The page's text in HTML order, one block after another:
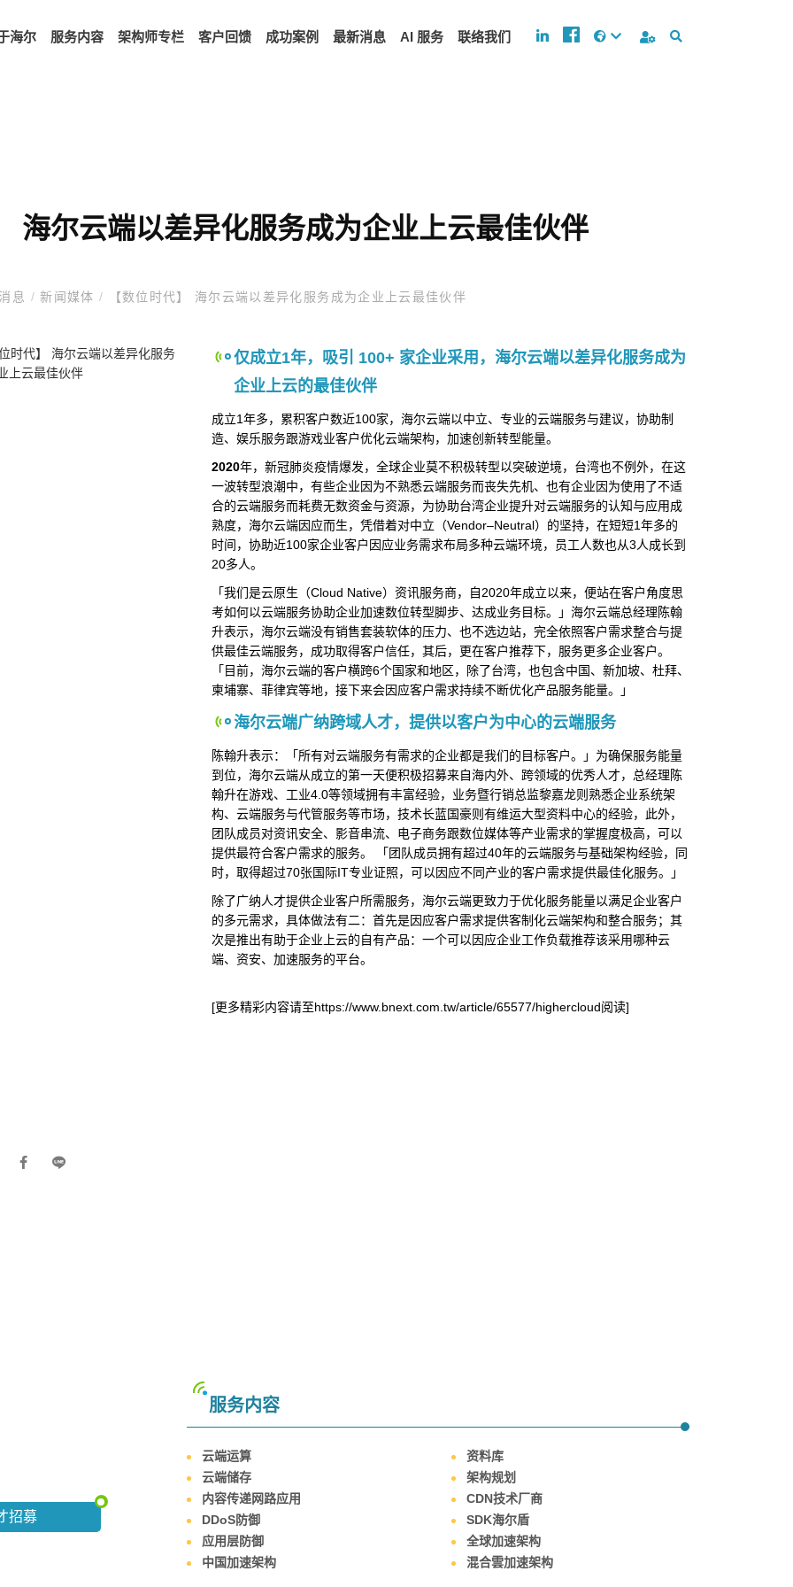
海尔 服务内容 架构师专栏 客户回馈 成功案例 最新消息 AI 服务 联络我们
海尔云端以差异化服务成为企业上云最佳伙伴
息 / 新闻媒体 / 【数位时代】 海尔云端以差异化服务成为企业上云最佳伙伴
仅成立1年，吸引 100+ 家企业采用，海尔云端以差异化服务成为
企业上云的最佳伙伴
成立1年多，累积客户数近100家，海尔云端以中立、专业的云端服务与建议，协助制
造、娱乐服务跟游戏业客户优化云端架构，加速创新转型能量。
2020年，新冠肺炎疫情爆发，全球企业莫不积极转型以突破逆境，台湾也不例外，在这
一波转型浪潮中，有些企业因为不熟悉云端服务而丧失先机、也有企业因为使用了不适
合的云端服务而耗费无数资金与资源，为协助台湾企业提升对云端服务的认知与应用成
熟度，海尔云端因应而生，凭借着对中立（Vendor–Neutral）的坚持，在短短1年多的
时间，协助近100家企业客户因应业务需求布局多种云端环境，员工人数也从3人成长到
20多人。
「我们是云原生（Cloud Native）资讯服务商，自2020年成立以来，便站在客户角度思
考如何以云端服务协助企业加速数位转型脚步、达成业务目标。」海尔云端总经理陈翰
升表示，海尔云端没有销售套装软体的压力、也不选边站，完全依照客户需求整合与提
供最佳云端服务，成功取得客户信任，其后，更在客户推荐下，服务更多企业客户。
「目前，海尔云端的客户横跨6个国家和地区，除了台湾，也包含中国、新加坡、杜拜、
柬埔寨、菲律宾等地，接下来会因应客户需求持续不断优化产品服务能量。」
海尔云端广纳跨域人才，提供以客户为中心的云端服务
陈翰升表示：「所有对云端服务有需求的企业都是我们的目标客户。」为确保服务能量
到位，海尔云端从成立的第一天便积极招募来自海内外、跨领域的优秀人才，总经理陈
翰升在游戏、工业4.0等领域拥有丰富经验，业务暨行销总监黎嘉龙则熟悉企业系统架
构、云端服务与代管服务等市场，技术长蓝国豪则有维运大型资料中心的经验，此外，
团队成员对资讯安全、影音串流、电子商务跟数位媒体等产业需求的掌握度极高，可以
提供最符合客户需求的服务。 「团队成员拥有超过40年的云端服务与基础架构经验，同
时，取得超过70张国际IT专业证照，可以因应不同产业的客户需求提供最佳化服务。」
除了广纳人才提供企业客户所需服务，海尔云端更致力于优化服务能量以满足企业客户
的多元需求，具体做法有二：首先是因应客户需求提供客制化云端架构和整合服务；其
次是推出有助于企业上云的自有产品：一个可以因应企业工作负载推荐该采用哪种云
端、资安、加速服务的平台。
[更多精彩内容请至https://www.bnext.com.tw/article/65577/highercloud阅读]
招募
服务内容
云端运算
资料库
云端储存
架构规划
内容传递网路应用
CDN技术厂商
DDoS防御
SDK海尔盾
应用层防御
全球加速架构
中国加速架构
混合雲加速架构